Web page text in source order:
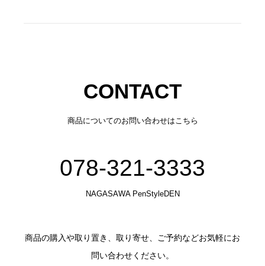
CONTACT
商品についてのお問い合わせはこちら
078-321-3333
NAGASAWA PenStyleDEN
商品の購入や取り置き、取り寄せ、ご予約などお気軽にお
問い合わせください。